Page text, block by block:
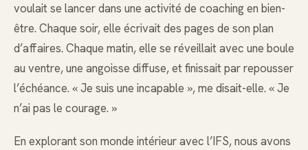
voulait se lancer dans une activité de coaching en bien-
être. Chaque soir, elle écrivait des pages de son plan
d’affaires. Chaque matin, elle se réveillait avec une boule
au ventre, une angoisse diffuse, et finissait par repousser
l’échéance. « Je suis une incapable », me disait-elle. « Je
n’ai pas le courage. »
En explorant son monde intérieur avec l’IFS, nous avons